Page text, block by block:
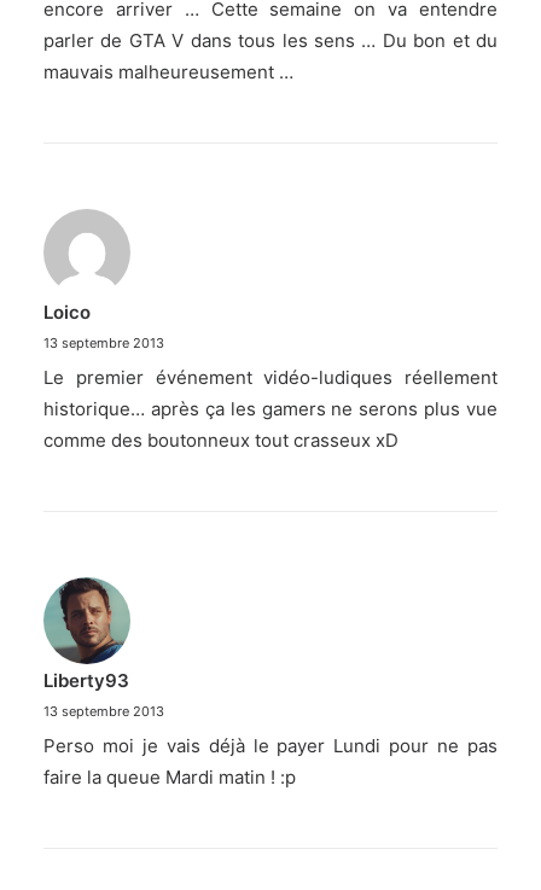
encore arriver … Cette semaine on va entendre
parler de GTA V dans tous les sens … Du bon et du
mauvais malheureusement …
Loico
13 septembre 2013
Le premier événement vidéo-ludiques réellement
historique… après ça les gamers ne serons plus vue
comme des boutonneux tout crasseux xD
Liberty93
13 septembre 2013
Perso moi je vais déjà le payer Lundi pour ne pas
faire la queue Mardi matin ! :p